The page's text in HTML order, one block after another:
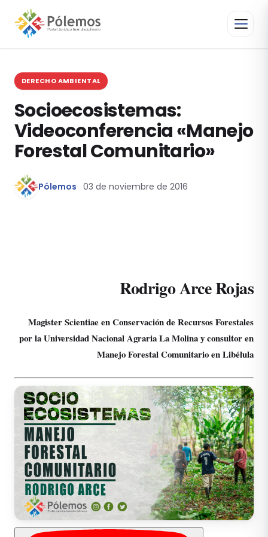
DERECHO AMBIENTAL
Socioecosistemas:
Videoconferencia «Manejo
Forestal Comunitario»
Pólemos 03 de noviembre de 2016
Rodrigo Arce Rojas
Magister Scientiae en Conservación de Recursos Forestales
por la Universidad Nacional Agraria La Molina y consultor en
Manejo Forestal Comunitario en Libélula